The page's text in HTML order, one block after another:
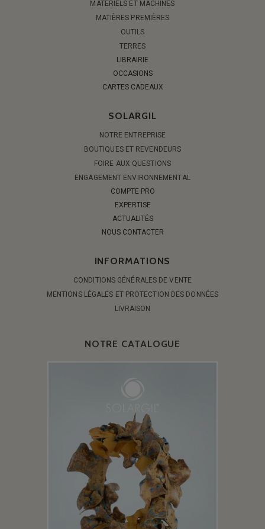
MATÉRIELS ET MACHINES
MATIÈRES PREMIÈRES
OUTILS
TERRES
LIBRAIRIE
OCCASIONS
CARTES CADEAUX
SOLARGIL
NOTRE ENTREPRISE
BOUTIQUES ET REVENDEURS
FOIRE AUX QUESTIONS
ENGAGEMENT ENVIRONNEMENTAL
COMPTE PRO
EXPERTISE
ACTUALITÉS
NOUS CONTACTER
INFORMATIONS
CONDITIONS GÉNÉRALES DE VENTE
MENTIONS LÉGALES ET PROTECTION DES DONNÉES
LIVRAISON
NOTRE CATALOGUE